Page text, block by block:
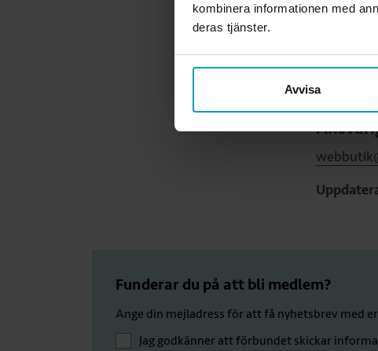
kombinera informationen med
deras tjänster.
Avvisa
som
Funderar du på att bli medlem?
Ange din mejladress för att få nyhetsbrev med
Jag godkänner att förbundet skickar